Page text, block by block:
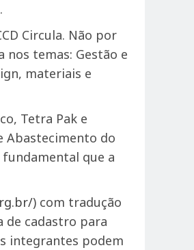
Circula. Não por
temas: Gestão e
materiais e
Tetra Pak e
Abastecimento do
fundamental que a
) com tradução
de cadastro para
integrantes podem